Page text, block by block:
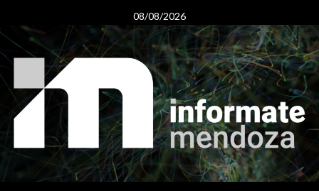
content
08/08/2026